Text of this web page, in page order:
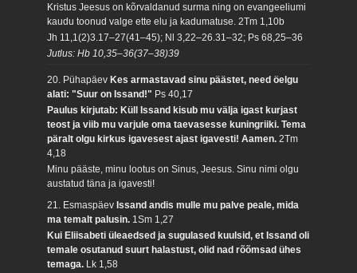
Kristus Jeesus on kõrvaldanud surma ning on evangeeliumi
kaudu toonud valge ette elu ja kadumatuse.2Tm 1,10b
Jh 11,1(2)3.17–27(41–45); Nl 3,22–26.31–32; Ps 68,25–36
Jutlus: Hb 10,35–36(37–38)39
20. PühapäevKes armastavad sinu päästet, need öelgu
alati: "Suur on Issand!" Ps 40,17
Paulus kirjutab: Küll Issand kisub mu välja igast kurjast
teost ja viib mu varjule oma taevasesse kuningriiki. Tema
päralt olgu kirkus igavesest ajast igavesti! Aamen.2Tm
4,18
Minu pääste, minu lootus on Sinus, Jeesus. Sinu nimi olgu
austatud täna ja igavesti!
21. EsmaspäevIssand andis mulle mu palve peale, mida
ma temalt palusin. 1Sm 1,27
Kui Eliisabeti üleaedsed ja sugulased kuulsid, et Issand oli
temale osutanud suurt halastust, olid nad rõõmsad ühes
temaga. Lk 1,58